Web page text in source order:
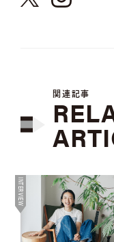
関連記事
INTERVIEW